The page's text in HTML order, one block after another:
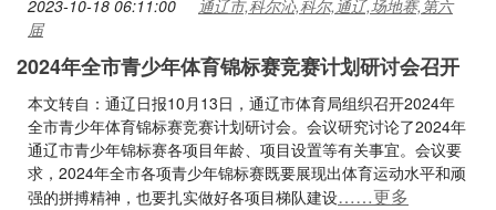
2023-10-18 06:11:00
通辽市,科尔沁,科尔,通辽,场地赛,第六
届
2024年全市青少年体育锦标赛竞赛计划研讨会召开
本文转自：通辽日报10月13日，通辽市体育局组织召开2024年
全市青少年体育锦标赛竞赛计划研讨会。会议研究讨论了2024年
通辽市青少年锦标赛各项目年龄、项目设置等有关事宜。会议要
求，2024年全市各项青少年锦标赛既要展现出体育运动水平和顽
强的拼搏精神，也要扎实做好各项目梯队建设……更多